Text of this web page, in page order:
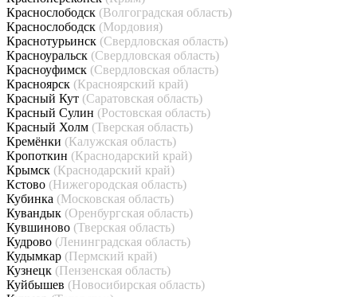
Краснослободск (Волгоградская область)
Краснослободск (Мордовия)
Краснотурьинск (Свердловская область)
Красноуральск (Свердловская область)
Красноуфимск (Свердловская область)
Красноярск (Красноярский край)
Красный Кут (Саратовская область)
Красный Сулин (Ростовская область)
Красный Холм (Тверская область)
Кремёнки (Калужская область)
Кропоткин (Краснодарский край)
Крымск (Краснодарский край)
Кстово (Нижегородская область)
Кубинка (Московская область)
Кувандык (Оренбургская область)
Кувшиново (Тверская область)
Кудрово (Ленинградская область)
Кудымкар (Пермский край)
Кузнецк (Пензенская область)
Куйбышев (Новосибирская область)